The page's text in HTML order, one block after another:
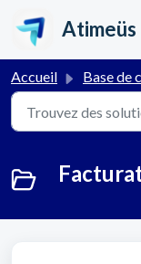
Atimeüs
Accueil Base de